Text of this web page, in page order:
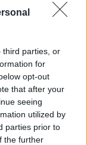
third parties, or
for
opt-out
that after your
seeing
utilized by
parties prior to
the further
i batteri
notizia è che
Alcune
settimane:
e semi
qualità:
sono il
kefir di